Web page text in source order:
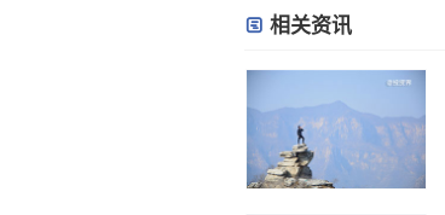
相关资讯